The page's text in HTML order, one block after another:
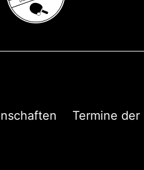
Termine